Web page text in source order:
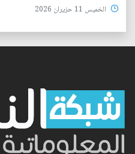
الخميس 11 حزيران 2026